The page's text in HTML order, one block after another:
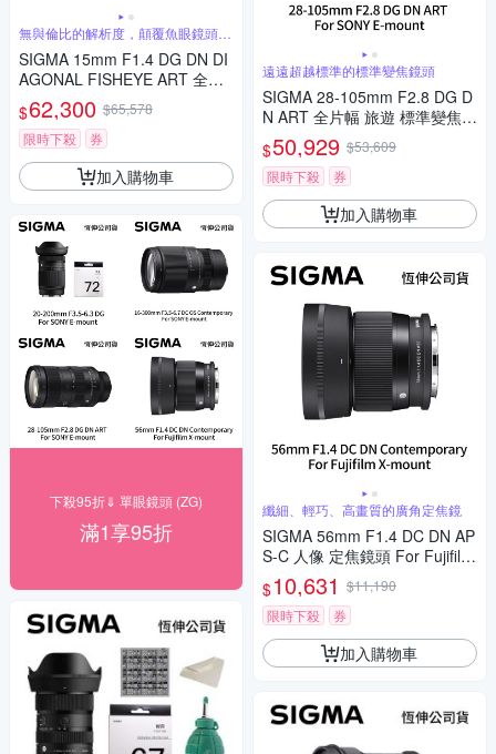
無與倫比的解析度，顛覆魚眼鏡頭的
傳統觀念
SIGMA 15mm F1.4 DG DN DI
AGONAL FISHEYE ART 全片
幅 魚眼定焦鏡頭 For SONY E-
mount (公司貨)
$62,300 $65,578
限時下殺
券
加入購物車
下殺95折⇓ 單眼鏡頭 (ZG)
滿1享95折
遠遠超越標準的標準變焦鏡頭
SIGMA 28-105mm F2.8 DG D
N ART 全片幅 旅遊 標準變焦鏡
頭 For SONY E-mount (公司
貨)
$50,929 $53,609
限時下殺
券
加入購物車
纖細、輕巧、高畫質的廣角定焦鏡
SIGMA 56mm F1.4 DC DN AP
S-C 人像 定焦鏡頭 For Fujifilm
X-mount (公司貨)
$10,631 $11,190
限時下殺
券
加入購物車